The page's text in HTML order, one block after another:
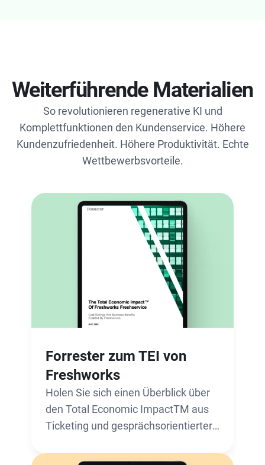
Weiterführende Materialien
So revolutionieren regenerative KI und
Komplettfunktionen den Kundenservice. Höhere
Kundenzufriedenheit. Höhere Produktivität. Echte
Wettbewerbsvorteile.
Forrester zum TEI von
Freshworks
Holen Sie sich einen Überblick über
den Total Economic ImpactTM aus
Ticketing und gesprächsorientierter